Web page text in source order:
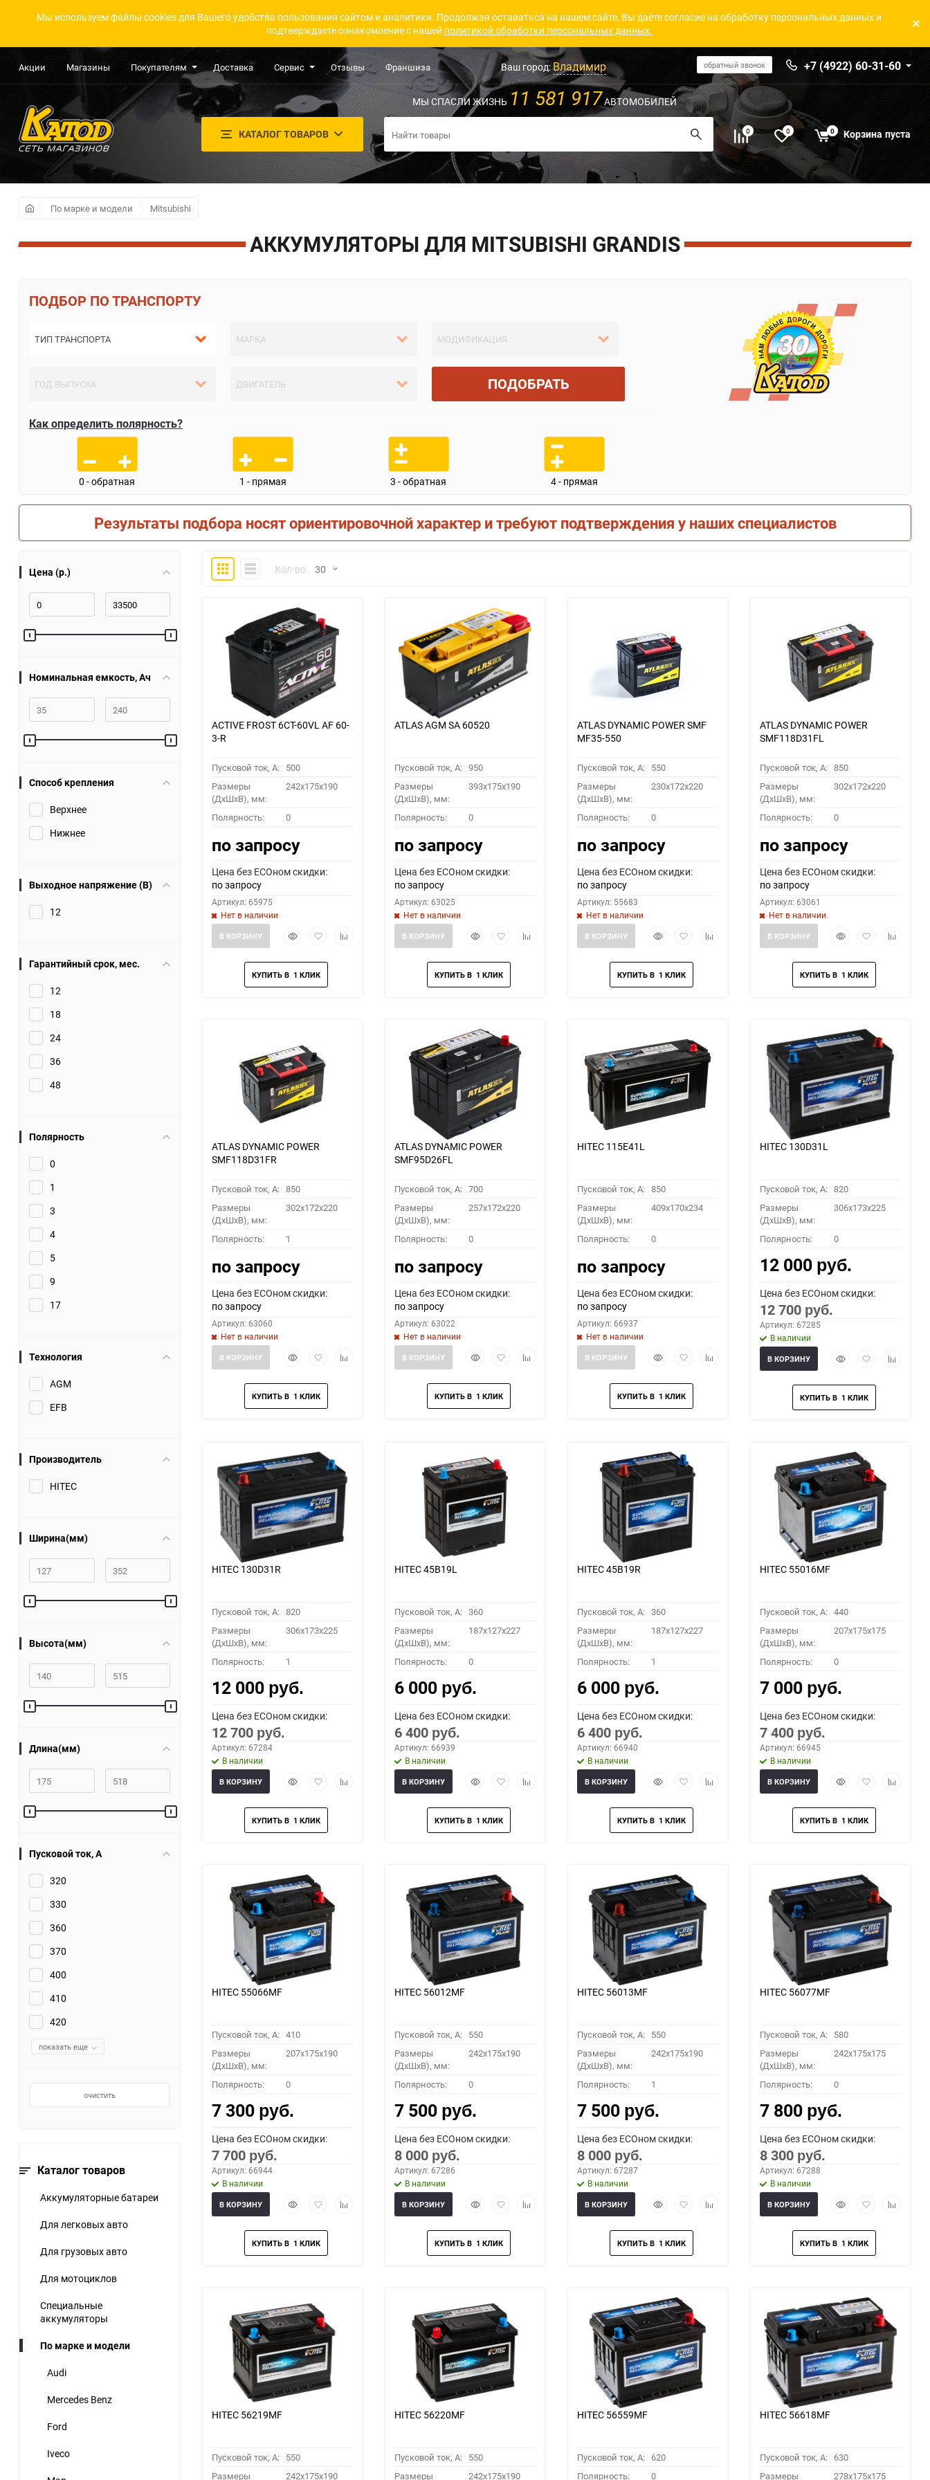
Мы используем файлы cookies для Вашего удобства пользования сайтом и аналитики. Продолжая оставаться на нашем сайте, Вы даёте согласие на обработку персональных данных и
подтверждаете ознакомление с нашей политикой обработки персональных данных.
Акции Магазины Покупателям Доставка Сервис Отзывы Франшиза Ваш город:Владимир обратный звонок +7 (4922) 60-31-60
КАТАЛОГ ТОВАРОВ
МЫ СПАСЛИ ЖИЗНЬ 11 581 917АВТОМОБИЛЕЙ
0 0 0 Корзина пуста
По марке и модели Mitsubishi
АККУМУЛЯТОРЫ ДЛЯ MITSUBISHI GRANDIS
ПО ТРАНСПОРТУ
ПОДОБРАТЬ
Как определить полярность?
0 - обратная 1 - прямая 3 - обратная 4 - прямая
Результаты подбора носят ориентировочной характер и требуют подтверждения у наших специалистов
Цена (р.)
Номинальная емкость, Ач
Способ крепления
Верхнее
Нижнее
Выходное напряжение (В)
12
Гарантийный срок, мес.
12
18
24
36
48
Полярность
0
1
3
4
5
9
17
Технология
AGM
EFB
Производитель
HITEC
Ширина(мм)
Высота(мм)
Длина(мм)
Пусковой ток, A
320
330
360
370
400
410
420
показать еще
очистить
Каталог товаров
Аккумуляторные батареи
Для легковых авто
Для грузовых авто
Для мотоциклов
Специальные
аккумуляторы
По марке и модели
Audi
Mercedes Benz
Ford
Iveco
ПлиткаКомпактноКол-во: 30
30
60
90
150
ACTIVE FROST 6СТ-60VL АF 60-
3-R
Пусковой ток, A: 500
Размеры
(ДхШхВ), мм:
242x175x190
Полярность: 0
по запросу
Цена без ECOном скидки:
по запросу
Артикул: 65975
Нет в наличии
БыстрыйДобавить
избранное
Добавить
В КОРЗИНУ
ATLAS AGM SA 60520
Пусковой ток, A: 950
Размеры
(ДхШхВ), мм:
393x175x190
Полярность: 0
по запросу
Цена без ECOном скидки:
по запросу
Артикул: 63025
Нет в наличии
БыстрыйДобавить
избранное
Добавить
В КОРЗИНУ
ATLAS DYNAMIC POWER SMF
MF35-550
Пусковой ток, A: 550
Размеры
(ДхШхВ), мм:
230x172x220
Полярность: 0
по запросу
Цена без ECOном скидки:
по запросу
Артикул: 55683
Нет в наличии
БыстрыйДобавить
избранное
Добавить
В КОРЗИНУ
ATLAS DYNAMIC POWER
SMF118D31FL
Пусковой ток, A: 850
Размеры
(ДхШхВ), мм:
302x172x220
Полярность: 0
по запросу
Цена без ECOном скидки:
по запросу
Артикул: 63061
Нет в наличии
БыстрыйДобавить
избранное
Добавить
В КОРЗИНУ
ATLAS DYNAMIC POWER
SMF118D31FR
Пусковой ток, A: 850
Размеры
(ДхШхВ), мм:
302x172x220
Полярность: 1
по запросу
Цена без ECOном скидки:
по запросу
Артикул: 63060
Нет в наличии
БыстрыйДобавить
избранное
Добавить
В КОРЗИНУ
ATLAS DYNAMIC POWER
SMF95D26FL
Пусковой ток, A: 700
Размеры
(ДхШхВ), мм:
257x172x220
Полярность: 0
по запросу
Цена без ECOном скидки:
по запросу
Артикул: 63022
Нет в наличии
БыстрыйДобавить
избранное
Добавить
В КОРЗИНУ
HITEC 115E41L
Пусковой ток, A: 850
Размеры
(ДхШхВ), мм:
409x170x234
Полярность: 0
по запросу
Цена без ECOном скидки:
по запросу
Артикул: 66937
Нет в наличии
БыстрыйДобавить
избранное
Добавить
В КОРЗИНУ
HITEC 130D31L
Пусковой ток, A: 820
Размеры
(ДхШхВ), мм:
306x173x225
Полярность: 0
12 000 руб.
Цена без ECOном скидки:
12 700 руб.
Артикул: 67285
В наличии
БыстрыйДобавить
избранное
Добавить
В КОРЗИНУ
HITEC 130D31R
Пусковой ток, A: 820
Размеры
(ДхШхВ), мм:
306x173x225
Полярность: 1
12 000 руб.
Цена без ECOном скидки:
12 700 руб.
Артикул: 67284
В наличии
БыстрыйДобавить
избранное
Добавить
В КОРЗИНУ
HITEC 45B19L
Пусковой ток, A: 360
Размеры
(ДхШхВ), мм:
187x127x227
Полярность: 0
6 000 руб.
Цена без ECOном скидки:
6 400 руб.
Артикул: 66939
В наличии
БыстрыйДобавить
избранное
Добавить
В КОРЗИНУ
HITEC 45B19R
Пусковой ток, A: 360
Размеры
(ДхШхВ), мм:
187x127x227
Полярность: 1
6 000 руб.
Цена без ECOном скидки:
6 400 руб.
Артикул: 66940
В наличии
БыстрыйДобавить
избранное
Добавить
В КОРЗИНУ
HITEC 55016MF
Пусковой ток, A: 440
Размеры
(ДхШхВ), мм:
207x175x175
Полярность: 0
7 000 руб.
Цена без ECOном скидки:
7 400 руб.
Артикул: 66945
В наличии
БыстрыйДобавить
избранное
Добавить
В КОРЗИНУ
HITEC 55066MF
Пусковой ток, A: 410
Размеры
(ДхШхВ), мм:
207x175x190
Полярность: 0
7 300 руб.
Цена без ECOном скидки:
7 700 руб.
Артикул: 66944
В наличии
БыстрыйДобавить
избранное
Добавить
В КОРЗИНУ
HITEC 56012MF
Пусковой ток, A: 550
Размеры
(ДхШхВ), мм:
242x175x190
Полярность: 0
7 500 руб.
Цена без ECOном скидки:
8 000 руб.
Артикул: 67286
В наличии
БыстрыйДобавить
избранное
Добавить
В КОРЗИНУ
HITEC 56013MF
Пусковой ток, A: 550
Размеры
(ДхШхВ), мм:
242x175x190
Полярность: 1
7 500 руб.
Цена без ECOном скидки:
8 000 руб.
Артикул: 67287
В наличии
БыстрыйДобавить
избранное
Добавить
В КОРЗИНУ
HITEC 56077MF
Пусковой ток, A: 580
Размеры
(ДхШхВ), мм:
242x175x175
Полярность: 0
7 800 руб.
Цена без ECOном скидки:
8 300 руб.
Артикул: 67288
В наличии
БыстрыйДобавить
избранное
Добавить
В КОРЗИНУ
HITEC 56219MF
Пусковой ток, A: 550
Размеры
242x175x190
HITEC 56220MF
Пусковой ток, A: 550
Размеры
242x175x190
HITEC 56559MF
Пусковой ток, A: 620
Полярность:
0
HITEC 56618MF
Пусковой ток, A: 630
Размеры
278x175x175